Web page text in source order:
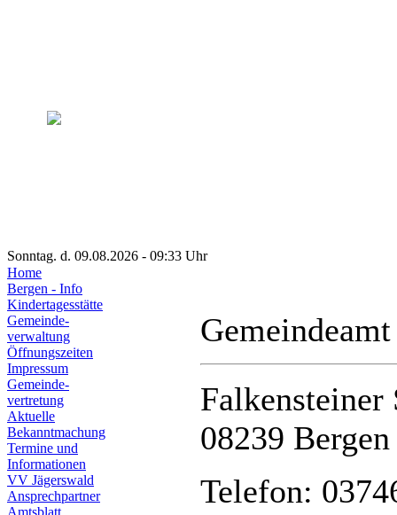
Sonntag. d. 09.08.2026 - 09:33 Uhr
Home
Bergen - Info
Kindertagesstätte
Gemeinde-
verwaltung
Öffnungszeiten
Impressum
Gemeinde-
vertretung
Aktuelle
Bekanntmachung
Termine und
Informationen
VV Jägerswald
Ansprechpartner
Amtsblatt
Falkensteiner
08239 Bergen
Telefon: